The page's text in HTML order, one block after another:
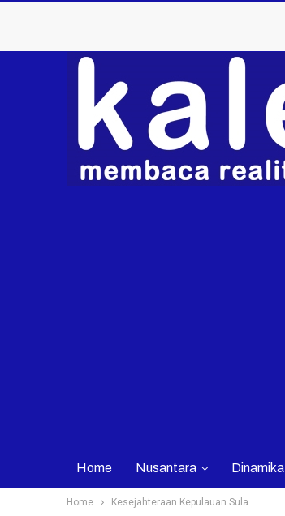
Home Nusantara Dinamika
Home Kesejahteraan Kepulauan Sula